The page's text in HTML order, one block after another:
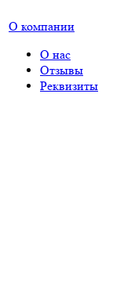
О компании
О нас
Отзывы
Реквизиты